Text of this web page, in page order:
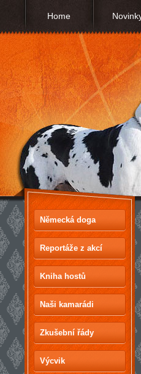
Home
Německá doga
Reportáže z akcí
Kniha hostů
Naši kamarádi
Zkušební řády
Výcvik